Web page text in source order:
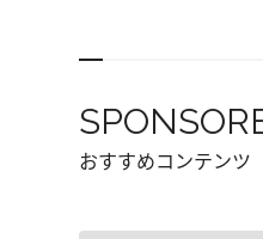
おすすめコンテンツ